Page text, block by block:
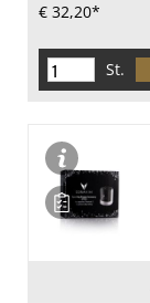
€ 32,20*
St.